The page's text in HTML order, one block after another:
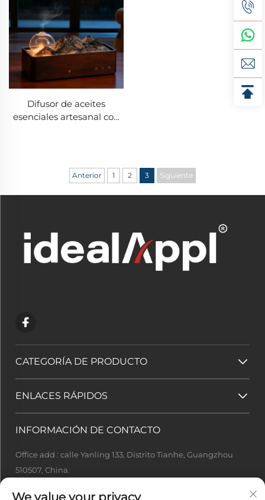
Difusor de aceites
esenciales artesanal con
Anterior 1 2 3 Siguiente
CATEGORÍA DE PRODUCTO
ENLACES RÁPIDOS
INFORMACIÓN DE CONTACTO
Office add : calle Yanling 133, Distrito Tianhe, Guangzhou
510507, China.
We value your privacy